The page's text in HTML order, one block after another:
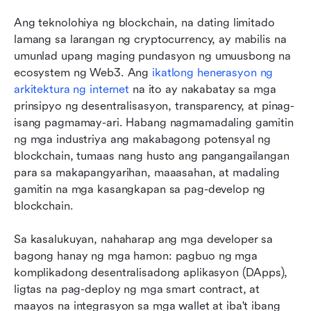
Ang teknolohiya ng blockchain, na dating limitado
lamang sa larangan ng cryptocurrency, ay mabilis na
umunlad upang maging pundasyon ng umuusbong na
ecosystem ng Web3. Ang ikatlong henerasyon ng
arkitektura ng internet na ito ay nakabatay sa mga
prinsipyo ng desentralisasyon, transparency, at pinag-
isang pagmamay-ari. Habang nagmamadaling gamitin
ng mga industriya ang makabagong potensyal ng
blockchain, tumaas nang husto ang pangangailangan
para sa makapangyarihan, maaasahan, at madaling
gamitin na mga kasangkapan sa pag-develop ng
blockchain.
Sa kasalukuyan, nahaharap ang mga developer sa
bagong hanay ng mga hamon: pagbuo ng mga
komplikadong desentralisadong aplikasyon (DApps),
ligtas na pag-deploy ng mga smart contract, at
maayos na integrasyon sa mga wallet at iba't ibang
pagbuo ng blockchain sa isang sulyap
8 pinakamahusay na mga kasangkapan para sa
pagbuo ng blockchain
Bakit ang Lark ang pinakamahusay na
kasangkapang pang-kooperasyon na
nagbibigay kapangyarihan sa mga koponan sa
pagbuo ng blockchain
Paano pumili ng pinakamahusay na tool sa pag-
develop ng blockchain para sa iyong koponan
Mga Madalas Itanong
Konklusyon
May kaugnayang pagbasa